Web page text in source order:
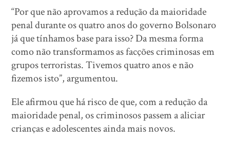
“Por que não aprovamos a redução da maioridade
penal durante os quatro anos do governo Bolsonaro
já que tínhamos base para isso? Da mesma forma
como não transformamos as facções criminosas em
grupos terroristas. Tivemos quatro anos e não
fizemos isto”, argumentou.
Ele afirmou que há risco de que, com a redução da
maioridade penal, os criminosos passem a aliciar
crianças e adolescentes ainda mais novos.